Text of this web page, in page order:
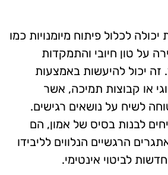
לכלול פיתוח מיומנויות כמו
על טון חיובי והתמקדות
יכול להיעשות באמצעות
או קבוצות תמיכה, אשר
לשיח על נושאים רגישים.
לבנות בסיס של אמון, הם
הרגשיים הנלווים לליבידו
לביטוי אינטימי.